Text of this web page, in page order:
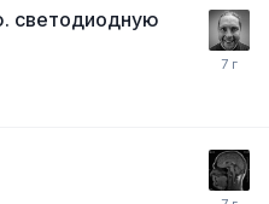
светодиодную